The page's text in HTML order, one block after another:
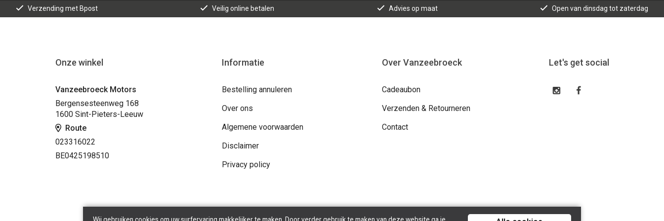
Verzending met Bpost Veilig online betalen Advies op maat Open van dinsdag tot zaterdag
Onze winkel
Vanzeebroeck Motors
Bergensesteenweg 168
1600 Sint-Pieters-Leeuw
Route
023316022
BE0425198510
Informatie
Bestelling annuleren
Over ons
Algemene voorwaarden
Disclaimer
Privacy policy
Over Vanzeebroeck
Cadeaubon
Verzenden & Retourneren
Contact
Let's get social